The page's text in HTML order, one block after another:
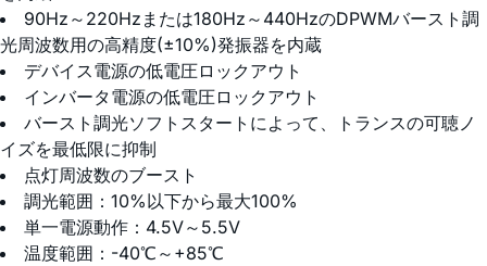
90Hz～220Hzまたは180Hz～440HzのDPWMバースト調
光周波数用の高精度(±10%)発振器を内蔵
デバイス電源の低電圧ロックアウト
インバータ電源の低電圧ロックアウト
バースト調光ソフトスタートによって、トランスの可聴ノ
イズを最低限に抑制
点灯周波数のブースト
調光範囲：10%以下から最大100%
単一電源動作：4.5V～5.5V
温度範囲：-40℃～+85℃